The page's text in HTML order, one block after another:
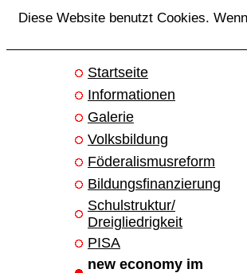
Diese Website benutzt Cookies.
Startseite
Informationen
Galerie
Volksbildung
Föderalismusreform
Bildungsfinanzierung
Schulstruktur/
Dreigliedrigkeit
PISA
new economy im